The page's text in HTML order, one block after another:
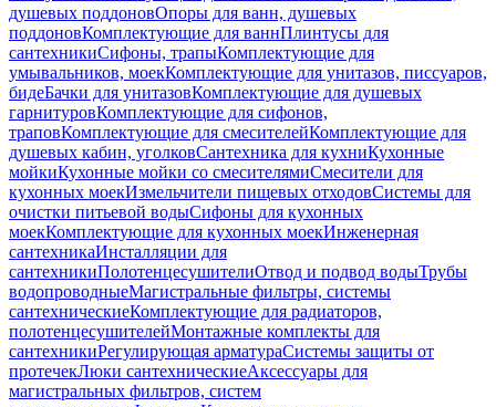
душевых поддоновОпоры для ванн, душевых
поддоновКомплектующие для ваннПлинтусы для
сантехникиСифоны, трапыКомплектующие для
умывальников, моекКомплектующие для унитазов, писсуаров,
бидеБачки для унитазовКомплектующие для душевых
гарнитуровКомплектующие для сифонов,
траповКомплектующие для смесителейКомплектующие для
душевых кабин, уголковСантехника для кухниКухонные
мойкиКухонные мойки со смесителямиСмесители для
кухонных моекИзмельчители пищевых отходовСистемы для
очистки питьевой водыСифоны для кухонных
моекКомплектующие для кухонных моекИнженерная
сантехникаИнсталляции для
сантехникиПолотенцесушителиОтвод и подвод водыТрубы
водопроводныеМагистральные фильтры, системы
сантехническиеКомплектующие для радиаторов,
полотенцесушителейМонтажные комплекты для
сантехникиРегулирующая арматураСистемы защиты от
протечекЛюки сантехническиеАксессуары для
магистральных фильтров, систем